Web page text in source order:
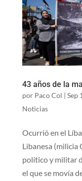
43 años de la
por Paco Col | Sep
Noticias
Ocurrió en el
Libanesa (milicia
político y militar
el que se movía